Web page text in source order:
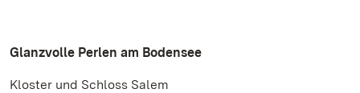
Glanzvolle Perlen am Bodensee
Kloster und Schloss Salem